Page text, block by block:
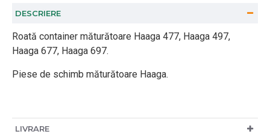
DESCRIERE
Roată container măturătoare Haaga 477, Haaga 497,
Haaga 677, Haaga 697.
Piese de schimb măturătoare Haaga.
LIVRARE